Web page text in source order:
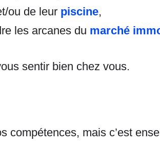
ou de leur piscine,
les arcanes du marché
sentir bien chez vous.
compétences, mais c’est